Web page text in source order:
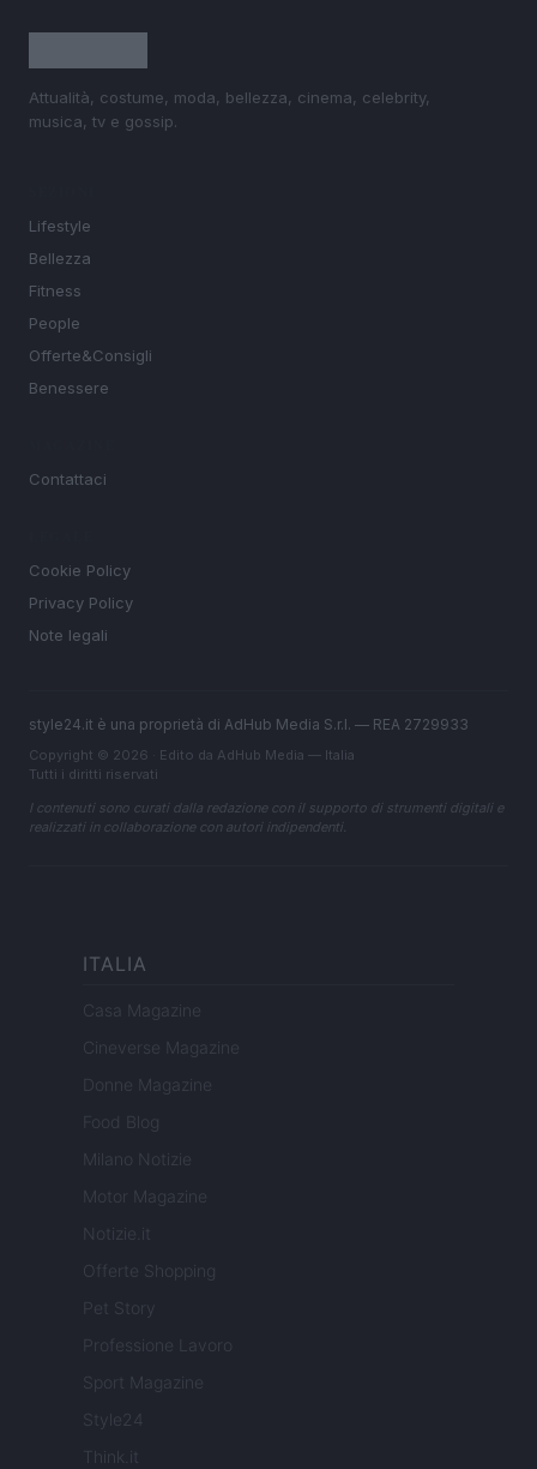
Attualità, costume, moda, bellezza, cinema, celebrity,
musica, tv e gossip.
Lifestyle
Bellezza
Fitness
People
Offerte&Consigli
Benessere
Contattaci
Cookie Policy
Privacy Policy
Note legali
style24.it è una proprietà di AdHub Media S.r.l. — REA 2729933
Copyright © 2026 · Edito da AdHub Media — Italia
Tutti i diritti riservati
I contenuti sono curati dalla redazione con il supporto di strumenti digitali e
realizzati in collaborazione con autori indipendenti.
ITALIA
Casa Magazine
Cineverse Magazine
Donne Magazine
Food Blog
Milano Notizie
Motor Magazine
Notizie.it
Offerte Shopping
Pet Story
Professione Lavoro
Sport Magazine
Style24
Think.it